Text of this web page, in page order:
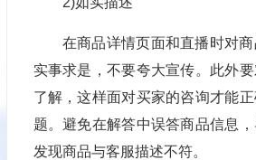
在商品详情页面和直播时对
实事求是，不要夸大宣传。此外
了解，这样面对买家的咨询才能
题。避免在解答中误答商品信息，
发现商品与客服描述不符。